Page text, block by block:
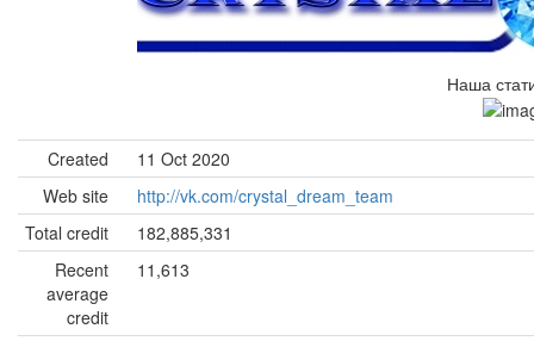
Наша
Created
11 Oct 2020
Web site
http://vk.com/crystal_dream_team
Total credit
182,885,331
Recent
average
credit
11,613